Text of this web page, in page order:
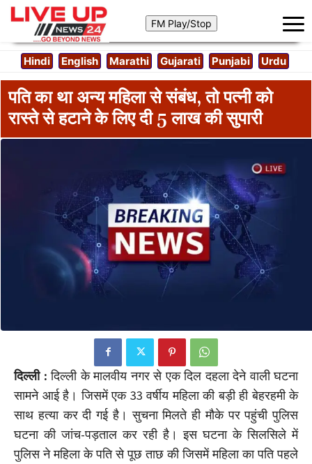
Hindi English Marathi Gujarati Punjabi Urdu
पति का था अन्य महिला से संबंध, तो पत्नी को
रास्ते से हटाने के लिए दी 5 लाख की सुपारी
दिल्ली : दिल्ली के मालवीय नगर से एक दिल दहला देने वाली घटना
सामने आई है। जिसमें एक 33 वर्षीय महिला की बड़ी ही बेहरहमी के
साथ हत्या कर दी गई है। सुचना मिलते ही मौके पर पहुंची पुलिस
घटना की जांच-पड़ताल कर रही है। इस घटना के सिलसिले में
पुलिस ने महिला के पति से पूछ ताछ की जिसमें महिला का पति पहले